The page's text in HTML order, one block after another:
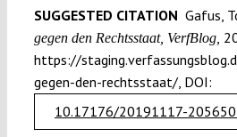
SUGGESTED CITATION Gafus,
gegen den Rechtsstaat, VerfBlog,
https://
gegen-den-rechtsstaat/, DOI:
10.17176/20191117-